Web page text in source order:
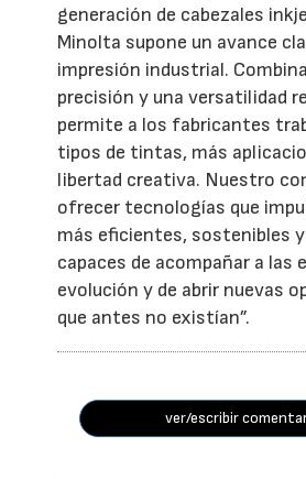
generación de cabezales
Minolta supone un avance
impresión industrial.
precisión y una versatilidad
permite a los fabricantes
tipos de tintas, más
libertad creativa. Nuestro
ofrecer tecnologías que
más eficientes, sostenibles
capaces de acompañar a las
evolución y de abrir nuevas
que antes no existían”.
ver/escribir